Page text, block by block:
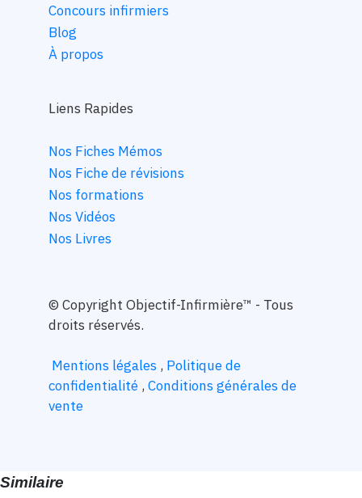
Concours infirmiers
Blog
À propos
Liens Rapides
Nos Fiches Mémos
Nos Fiche de révisions
Nos formations
Nos Vidéos
Nos Livres
© Copyright Objectif-Infirmière™ - Tous
droits réservés.
Mentions légales , Politique de
confidentialité , Conditions générales de
vente
Similaire